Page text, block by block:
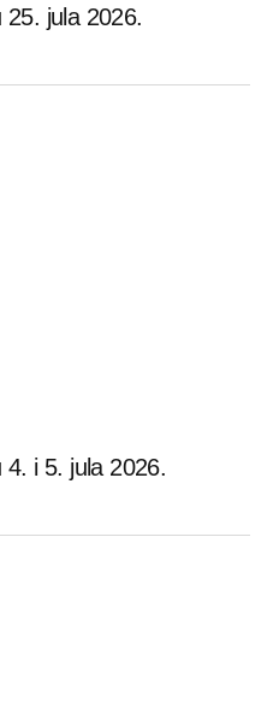
jula 2026.
i 5. jula 2026.